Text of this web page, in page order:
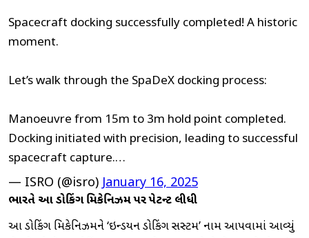
Spacecraft docking successfully completed! A historic
moment.
Let’s walk through the SpaDeX docking process:
Manoeuvre from 15m to 3m hold point completed.
Docking initiated with precision, leading to successful
spacecraft capture.…
— ISRO (@isro)January 16, 2025
ભારતે આ ડોકિંગ મિકેનિઝમ પર પેટન્ટ લીધી
આ ડોકિંગ મિકેનિઝમને ‘ઇન્ડિયન ડોકિંગ સિસ્ટમ’ નામ આપવામાં આવ્યું